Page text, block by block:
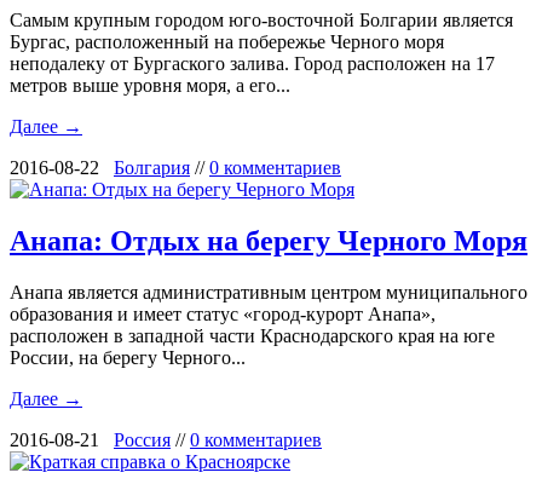
Самым крупным городом юго-восточной Болгарии является
Бургас, расположенный на побережье Черного моря
неподалеку от Бургаского залива. Город расположен на 17
метров выше уровня моря, а его...
Далее →
2016-08-22 Болгария //0 комментариев
Анапа: Отдых на берегу Черного Моря
Анапа является административным центром муниципального
образования и имеет статус «город-курорт Анапа»,
расположен в западной части Краснодарского края на юге
России, на берегу Черного...
Далее →
2016-08-21 Россия //0 комментариев